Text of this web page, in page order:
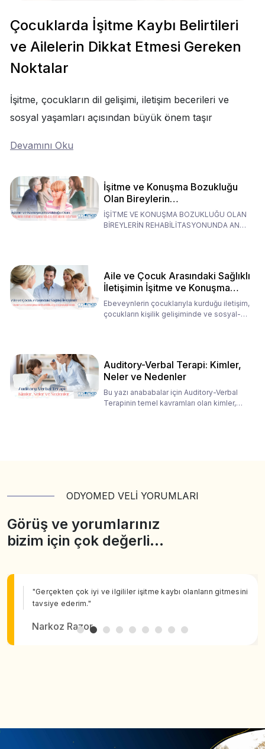
Çocuklarda İşitme Kaybı Belirtileri
ve Ailelerin Dikkat Etmesi Gereken
Noktalar
İşitme, çocukların dil gelişimi, iletişim becerileri ve
sosyal yaşamları açısından büyük önem taşır
Devamını Oku
İşitme ve Konuşma Bozukluğu
Olan Bireylerin
Rehabilitasyonunda Ana
Babaların Tutumları
İŞİTME VE KONUŞMA BOZUKLUĞU OLAN
BİREYLERİN REHABİLİTASYONUNDA ANA
Aile ve Çocuk Arasındaki Sağlıklı
İletişimin İşitme ve Konuşma
Rehabilitasyonundaki Rolü
Ebeveynlerin çocuklarıyla kurduğu iletişim,
çocukların kişilik gelişiminde ve sosyal-
Auditory-Verbal Terapi: Kimler,
Neler ve Nedenler
Bu yazı anababalar için Auditory-Verbal
Terapinin temel kavramları olan kimler,
ODYOMED VELİ YORUMLARI
Görüş ve yorumlarınız
bizim için çok değerli…
"Gerçekten çok iyi ve ilgililer işitme kaybı olanların gitmesini
tavsiye ederim."
Narkoz Razor